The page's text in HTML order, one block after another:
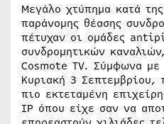
Μεγάλο χτύπημα κατά
παράνομης θέασης
πέτυχαν οι ομάδες
συνδρομητικών
Cosmote TV. Σύμφωνα
Κυριακή 3 Σεπτεμβρίου,
πιο εκτεταμένη
IP όπου είχε σαν να